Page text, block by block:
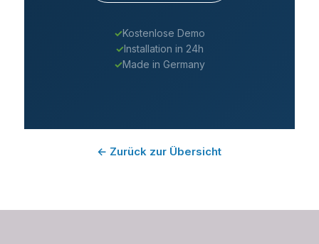
✓Kostenlose Demo
✓Installation in 24h
✓Made in Germany
← Zurück zur Übersicht